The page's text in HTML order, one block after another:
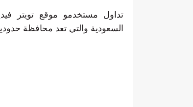
تداول مستخدمو موقع تويتر
السعودية والتي تعد محافظة